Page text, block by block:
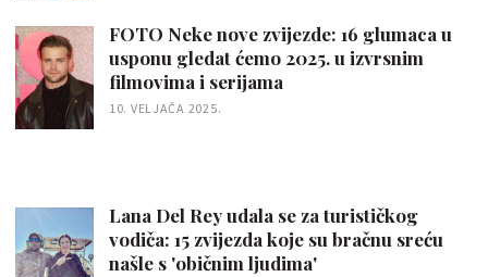
FOTO Neke nove zvijezde: 16 glumaca u
usponu gledat ćemo 2025. u izvrsnim
filmovima i serijama
10. VELJAČA 2025.
Lana Del Rey udala se za turističkog
vodiča: 15 zvijezda koje su bračnu sreću
našle s 'običnim ljudima'